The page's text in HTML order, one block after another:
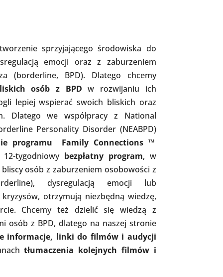
sprzyjającego środowiska do
emocji oraz z zaburzeniem
(borderline, BPD). Dlatego chcemy
osób z BPD w rozwijaniu ich
lepiej wspierać swoich bliskich oraz
Dlatego we współpracy z National
Personality Disorder (NEABPD)
programu Family Connections ™
tygodniowy bezpłatny program, w
osób z zaburzeniem osobowości z
dysregulacją emocji lub
otrzymują niezbędną wiedzę,
Chcemy też dzielić się wiedzą z
osób z BPD, dlatego na naszej stronie
informacje, linki do filmów i audycji
tłumaczenia kolejnych filmów i